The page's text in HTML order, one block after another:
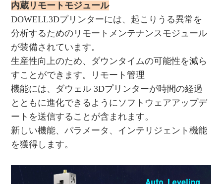
内蔵リモートモジュール
DOWELL3Dプリンターには、起こりうる異常を
分析するためのリモートメンテナンスモジュール
が装備されています。
生産性向上のため、ダウンタイムの可能性を減ら
すことができます。リモート管理
機能には、ダウェル 3Dプリンターが時間の経過
とともに進化できるようにソフトウェアアップデ
ートを送信することが含まれます。
新しい機能、パラメータ、インテリジェント機能
を獲得します。